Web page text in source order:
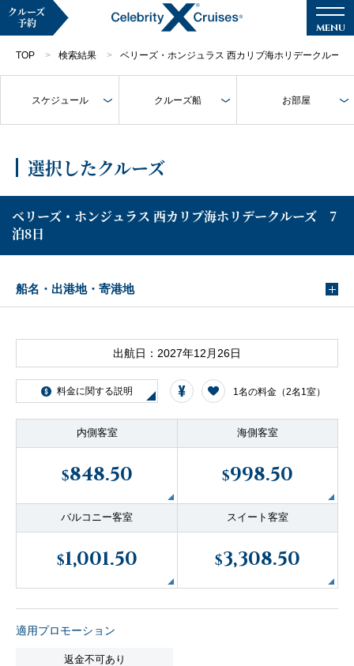
クルーズ検索
キャンペーン・特集
クルーズの楽しみ方
客船のご案内
寄港地ガイド
トピックス パンフレット
セレブリティクルーズの世
界
クルーズ
予約
TOP 検索結果 ベリーズ・ホンジュラス 西カリブ海ホリデークルー
スケジュール クルーズ船 お部屋
選択したクルーズ
ベリーズ・ホンジュラス 西カリブ海ホリデークルーズ 7
泊8日
船名・出港地・寄港地
出航日：2027年12月26日
料金に関する説明 1名の料金（2名1室）
内側客室
$848.50
海側客室
$998.50
バルコニー客室
$1,001.50
スイート客室
$3,308.50
適用プロモーション
返金不可あり